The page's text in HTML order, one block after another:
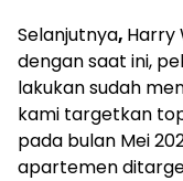
Selanjutnya, Harry
dengan saat ini,
lakukan sudah
kami targetkan
pada bulan Mei
apartemen